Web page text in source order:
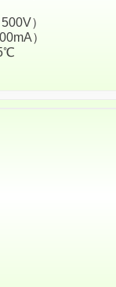
）
）